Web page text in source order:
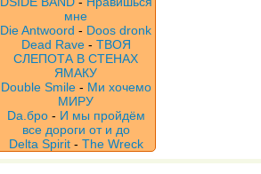
мне
Die Antwoord - Doos dronk
Dead Rave- ТВОЯ
СЛЕПОТА В СТЕНАХ
ЯМАКУ
Double Smile- Ми хочемо
МИРУ
Da.бро- И мы пройдём
все дороги от и до
Delta Spirit- The Wreck